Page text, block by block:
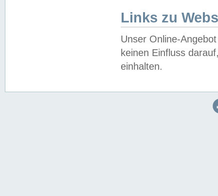
Links zu
Unser Online-
keinen Einfluss
einhalten.